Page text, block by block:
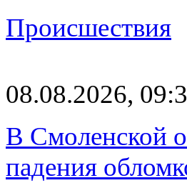
Происшествия
08.08.2026,
В Смоленской
падения